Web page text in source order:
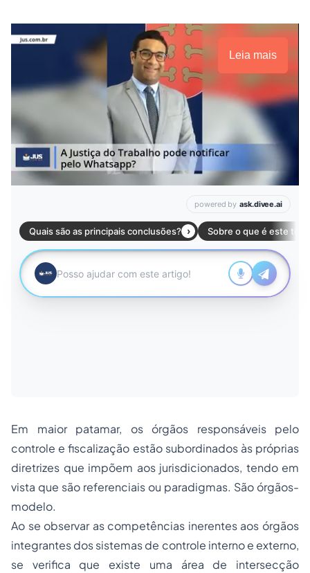
Leia mais
Em maior patamar, os órgãos responsáveis pelo
controle e fiscalização estão subordinados às próprias
diretrizes que impõem aos jurisdicionados, tendo em
vista que são referenciais ou paradigmas. São órgãos-
modelo.
Ao se observar as competências inerentes aos órgãos
integrantes dos sistemas de controle interno e externo,
se verifica que existe uma área de intersecção